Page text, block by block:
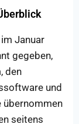
Januar
gegeben,
den
und
übernommen
seitens